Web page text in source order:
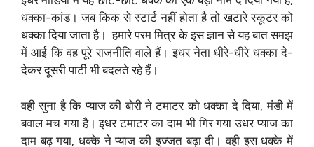
धक्का-कांड। जब किक से स्टार्ट नहीं होता है तो खटारे स्कूटर को
धक्का दिया जाता है। ‌ हमारे परम मित्र के इस ज्ञान से यह बात समझ
में आई कि वह पूरे राजनीति वाले हैं। इधर नेता धीरे-धीरे धक्का दे-
देकर दूसरी पार्टी भी बदलते रहे हैं।
वही सुना है कि प्याज की बोरी ने टमाटर को धक्का दे दिया, मंडी में
बवाल मच गया है। इधर टमाटर का दाम भी गिर गया उधर प्याज का
दाम बढ़ गया, धक्के ने प्याज की इज्जत बढ़ा दी। वही इस धक्के में